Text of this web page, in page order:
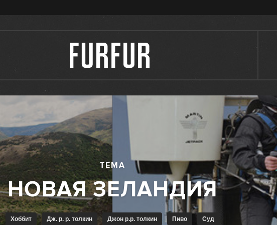
ТЕМА
Хоббит Дж. р. р. толкин Джон р.р. толкин Пиво Суд